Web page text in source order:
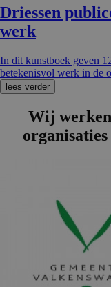
Driessen
werk
In dit kunstboek geven
betekenisvol werk in de
lees verder
Wij